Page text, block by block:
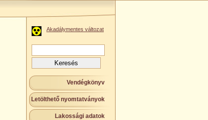
Akadálymentes változat
Vendégkönyv
Letölthető nyomtatványok
Lakossági adatok